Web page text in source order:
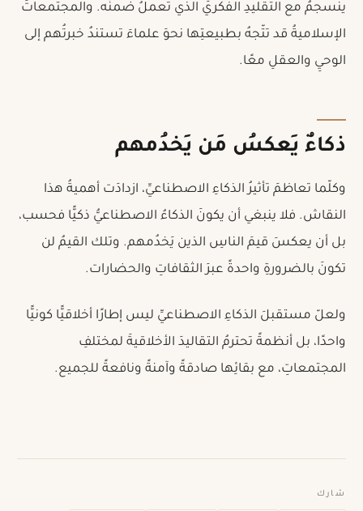
ينسجمُ مع التقليدِ الفكريِّ الذي تعملُ ضمنَه. والمجتمعاتُ
الإسلاميةُ قد تتّجهُ بطبيعتِها نحوَ علماءَ تستندُ خبرتُهم إلى
الوحيِ والعقلِ معًا.
ذكاءٌ يَعكسُ مَن يَخدُمهم
وكلّما تعاظمَ تأثيرُ الذكاءِ الاصطناعيِّ، ازدادَت أهميةُ هذا
النقاش. فلا ينبغي أن يكونَ الذكاءُ الاصطناعيُّ ذكيًّا فحسب،
بل أن يعكسَ قيمَ الناسِ الذين يَخدُمهم. وتلك القيمُ لن
تكونَ بالضرورةِ واحدةً عبرَ الثقافاتِ والحضارات.
ولعلّ مستقبلَ الذكاءِ الاصطناعيِّ ليس إطارًا أخلاقيًّا كونيًّا
واحدًا، بل أنظمةً تحترمُ التقاليدَ الأخلاقيةَ لمختلفِ
المجتمعاتِ، مع بقائِها صادقةً وآمنةً ونافعةً للجميع.
شارك